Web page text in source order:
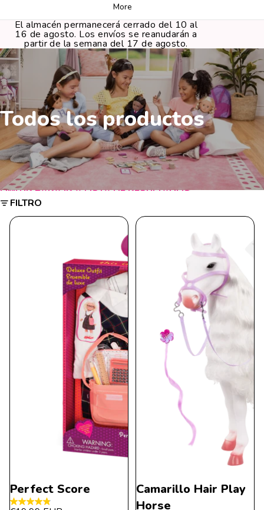
More
El almacén permanecerá cerrado del 10 al
16 de agosto. Los envíos se reanudarán a
partir de la semana del 17 de agosto.
Todos los productos
OMITIR PARA IR A LISTA DE RESULTADOS
FILTRO
Perfect Score
Camarillo Hair Play
Horse